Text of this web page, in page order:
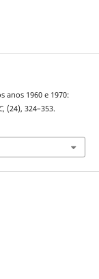
anos 1960 e 1970:
, (24), 324–353.